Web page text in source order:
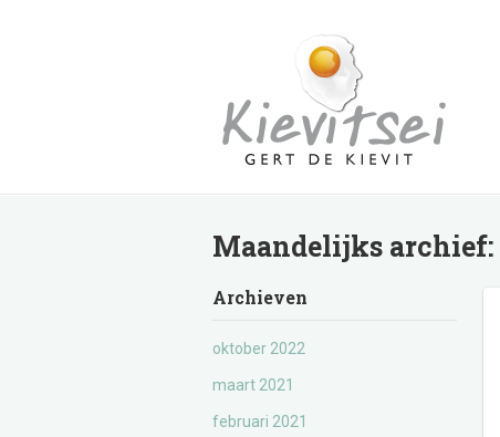
Maandelijks archief:
Archieven
oktober 2022
maart 2021
februari 2021